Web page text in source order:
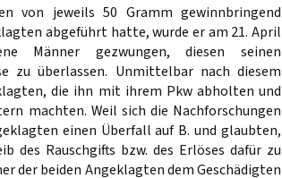
von jeweils 50 Gramm gewinnbringend
abgeführt hatte, wurde er am 21. April
Männer gezwungen, diesen seinen
zu überlassen. Unmittelbar nach diesem
die ihn mit ihrem Pkw abholten und
machten. Weil sich die Nachforschungen
einen Überfall auf B. und glaubten,
des Rauschgifts bzw. des Erlöses dafür zu
der beiden Angeklagten dem Geschädigten